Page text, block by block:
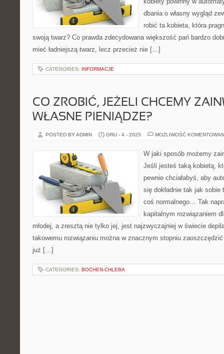
dbania o własny wygląd
robić ta kobieta, która
swoją twarz? Co prawda zdecydowana większość pań bardzo
mieć ładniejszą twarz, lecz przecież nie […]
CATEGORIES: INFORMACJE
CO ZROBIĆ, JEŻELI CHCEMY
WŁASNE PIENIĄDZE?
POSTED BY ADMIN GRU - 4 - 2025 MOŻLIWOŚĆ
W jaki sposób możemy
Jeśli jesteś taką kobietą,
pewnie chciałabyś, aby
się dokładnie tak jak sobie
coś normalnego… Tak
kapitalnym rozwiązaniem
młodej, a zresztą nie tylko jej, jest najzwyczajniej w świecie
takowemu rozwiązaniu można w znacznym stopniu
już […]
CATEGORIES: BOCHEN-CHLEBA